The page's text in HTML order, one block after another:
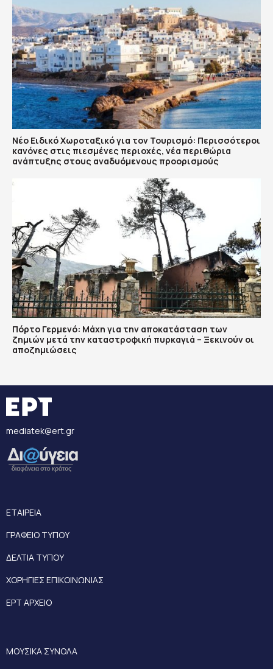
Νέο Ειδικό Χωροταξικό για τον Τουρισμό: Περισσότεροι
κανόνες στις πιεσμένες περιοχές, νέα περιθώρια
ανάπτυξης στους αναδυόμενους προορισμούς
Πόρτο Γερμενό: Μάχη για την αποκατάσταση των
ζημιών μετά την καταστροφική πυρκαγιά – Ξεκινούν οι
αποζημιώσεις
mediatek@ert.gr
ΕΤΑΙΡΕΙΑ
ΓΡΑΦΕΙΟ ΤΥΠΟΥ
ΔΕΛΤΙΑ ΤΥΠΟΥ
ΧΟΡΗΓΙΕΣ ΕΠΙΚΟΙΝΩΝΙΑΣ
ΕΡΤ ΑΡΧΕΙΟ
ΜΟΥΣΙΚΑ ΣΥΝΟΛΑ